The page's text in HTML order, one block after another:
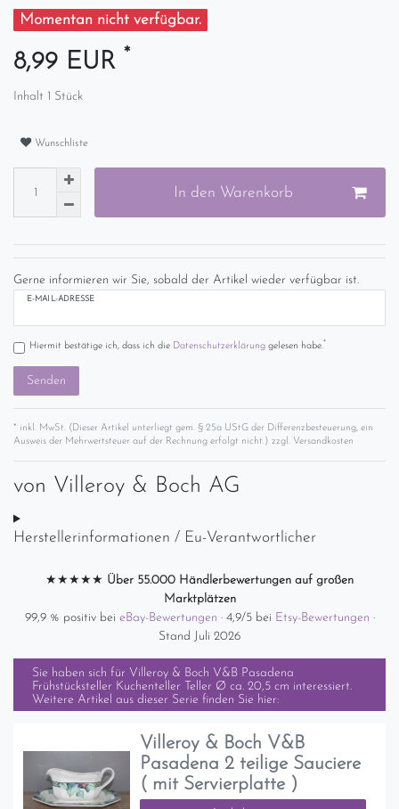
Momentan nicht verfügbar.
8,99 EUR *
Inhalt 1 Stück
Wunschliste
In den Warenkorb
Gerne informieren wir Sie, sobald der Artikel wieder verfügbar ist.
E-MAIL-ADRESSE
Hiermit bestätige ich, dass ich die Daten­schutz­erklärunggelesen habe.*
Senden
* inkl. MwSt. (Dieser Artikel unterliegt gem. § 25a UStG der Differenzbesteuerung, ein
Ausweis der Mehrwertsteuer auf der Rechnung erfolgt nicht.) zzgl. Versandkosten
von Villeroy & Boch AG
Herstellerinformationen / Eu-Verantwortlicher
★★★★★ Über 55.000 Händlerbewertungen auf großen
Marktplätzen
99,9 % positiv bei eBay-Bewertungen · 4,9/5 bei Etsy-Bewertungen ·
Stand Juli 2026
Sie haben sich für Villeroy & Boch V&B Pasadena
Frühstücksteller Kuchenteller Teller Ø ca. 20,5 cm interessiert.
Weitere Artikel aus dieser Serie finden Sie hier:
Villeroy & Boch V&B
Pasadena 2 teilige Sauciere
( mit Servierplatte )